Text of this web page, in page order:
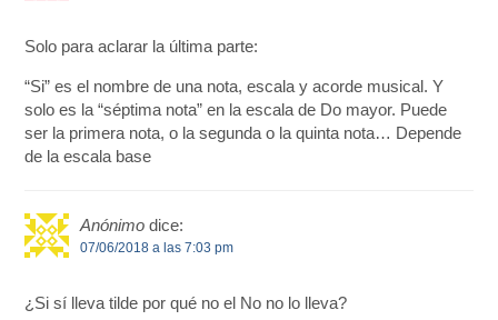
Solo para aclarar la última parte:
“Si” es el nombre de una nota, escala y acorde musical. Y
solo es la “séptima nota” en la escala de Do mayor. Puede
ser la primera nota, o la segunda o la quinta nota… Depende
de la escala base
Anónimo dice:
07/06/2018 a las 7:03 pm
¿Si sí lleva tilde por qué no el No no lo lleva?